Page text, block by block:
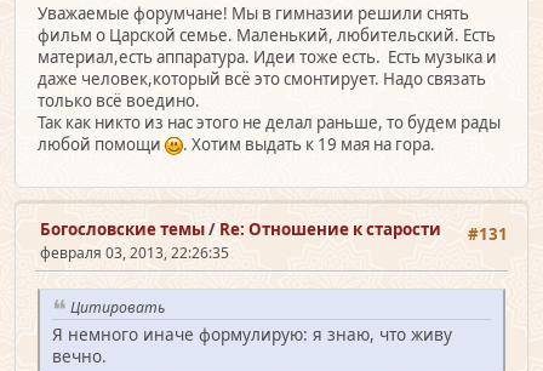
Уважаемые форумчане! Мы в гимназии решили снять
фильм о Царской семье. Маленький, любительский. Есть
материал,есть аппаратура. Идеи тоже есть. Есть музыка и
даже человек,который всё это смонтирует. Надо связать
только всё воедино.
Так как никто из нас этого не делал раньше, то будем рады
любой помощи
. Хотим выдать к 19 мая на гора.
#131
Богословские темы/ Re: Отношение к старости
февраля 03, 2013, 22:26:35
Цитировать
Я немного иначе формулирую: я знаю, что живу
вечно.